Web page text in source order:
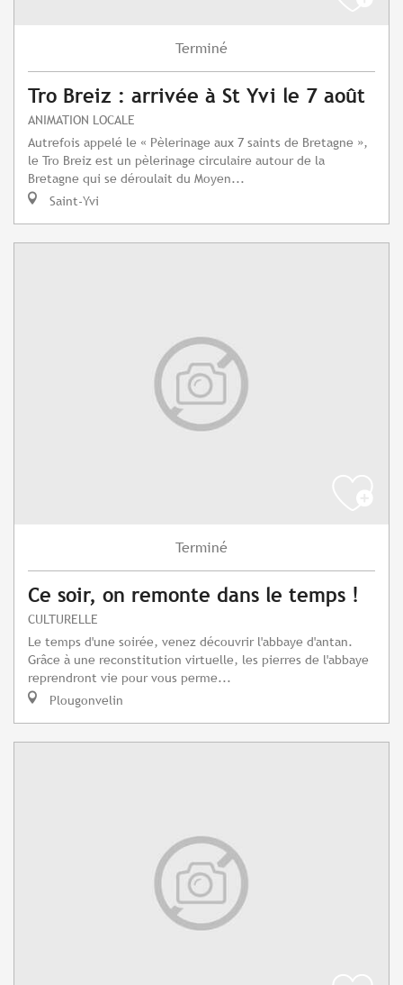
Terminé
Tro Breiz : arrivée à St Yvi le 7 août
ANIMATION LOCALE
Autrefois appelé le « Pèlerinage aux 7 saints de Bretagne »,
le Tro Breiz est un pèlerinage circulaire autour de la
Bretagne qui se déroulait du Moyen...
Saint-Yvi
Terminé
Ce soir, on remonte dans le temps !
CULTURELLE
Le temps d'une soirée, venez découvrir l'abbaye d'antan.
Grâce à une reconstitution virtuelle, les pierres de l'abbaye
reprendront vie pour vous perme...
Plougonvelin